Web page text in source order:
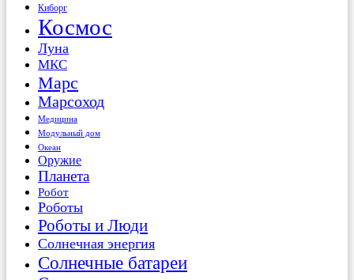
Киборг
Космос
Луна
МКС
Марс
Марсоход
Медицина
Модульный дом
Океан
Оружие
Планета
Робот
Роботы
Роботы и Люди
Солнечная энергия
Солнечные батареи